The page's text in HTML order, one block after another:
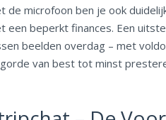
de microfoon ben je ook
een beperkt finances. Een
beelden overdag – met
van best tot minst